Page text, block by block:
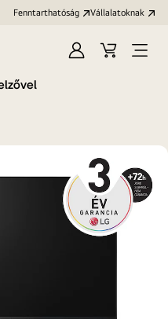
Fenntarthatóság Vállalatoknak
Bejelentkezés
KosárMenü